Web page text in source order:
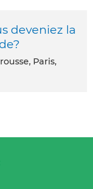
deveniez la